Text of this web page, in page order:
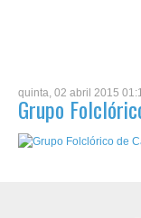
quinta, 02 abril 2015
Grupo